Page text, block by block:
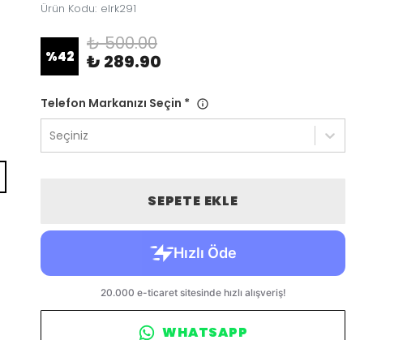
Ürün Kodu: elrk291
%42
₺ 500.00
₺ 289.90
Telefon Markanızı Seçin *
Seçiniz
SEPETE EKLE
WHATSAPP